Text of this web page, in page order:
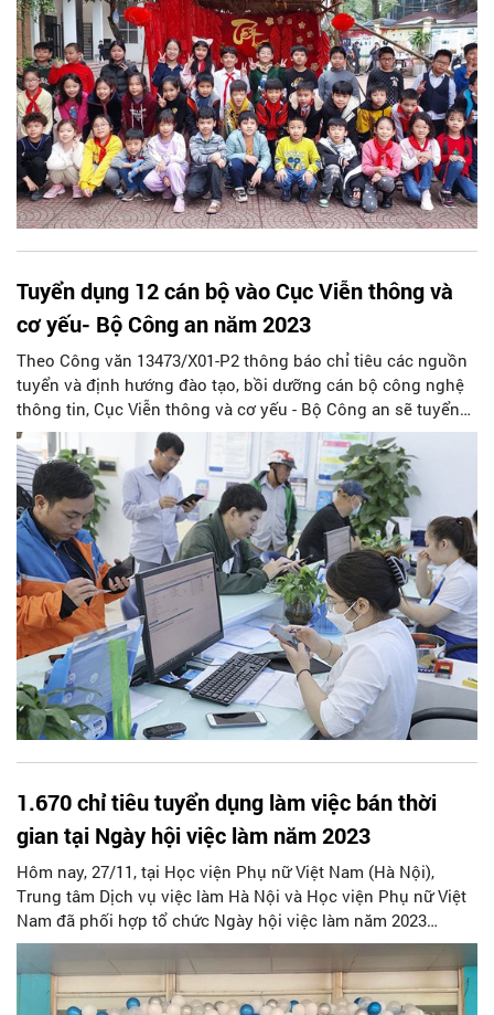
Tuyển dụng 12 cán bộ vào Cục Viễn thông và
cơ yếu- Bộ Công an năm 2023
Theo Công văn 13473/X01-P2 thông báo chỉ tiêu các nguồn
tuyển và định hướng đào tạo, bồi dưỡng cán bộ công nghệ
thông tin, Cục Viễn thông và cơ yếu - Bộ Công an sẽ tuyển
chọn 12 chỉ tiêu vào CAND phục vụ công tác tại Cục này.
1.670 chỉ tiêu tuyển dụng làm việc bán thời
gian tại Ngày hội việc làm năm 2023
Hôm nay, 27/11, tại Học viện Phụ nữ Việt Nam (Hà Nội),
Trung tâm Dịch vụ việc làm Hà Nội và Học viện Phụ nữ Việt
Nam đã phối hợp tổ chức Ngày hội việc làm năm 2023
chuyên đề việc làm bán thời gian. Chương trình thu hút sự
tham gia của hàng nghìn sinh viên với 1.670 chỉ tiêu tuyển
dụng, tuyển sinh.